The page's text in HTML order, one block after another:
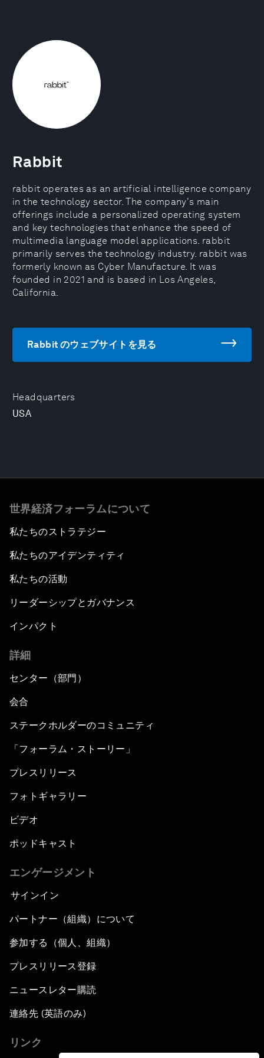
Headquarters
USA
Rabbit
rabbit operates as an artificial intelligence company
in the technology sector. The company's main
offerings include a personalized operating system
and key technologies that enhance the speed of
multimedia language model applications. rabbit
primarily serves the technology industry. rabbit was
formerly known as Cyber Manufacture. It was
founded in 2021 and is based in Los Angeles,
California.
Rabbit のウェブサイトを見る
世界経済フォーラムについて
私たちのストラテジー
私たちのアイデンティティ
私たちの活動
リーダーシップとガバナンス
インパクト
詳細
センター（部門）
会合
ステークホルダーのコミュニティ
「フォーラム・ストーリー」
プレスリリース
フォトギャラリー
ビデオ
ポッドキャスト
エンゲージメント
サインイン
パートナー（組織）について
参加する（個人、組織）
プレスリリース登録
ニュースレター購読
連絡先 (英語のみ)
リンク